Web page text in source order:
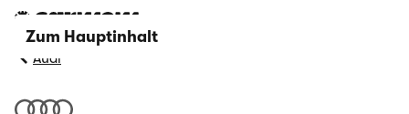
Zum Hauptinhalt
Audi